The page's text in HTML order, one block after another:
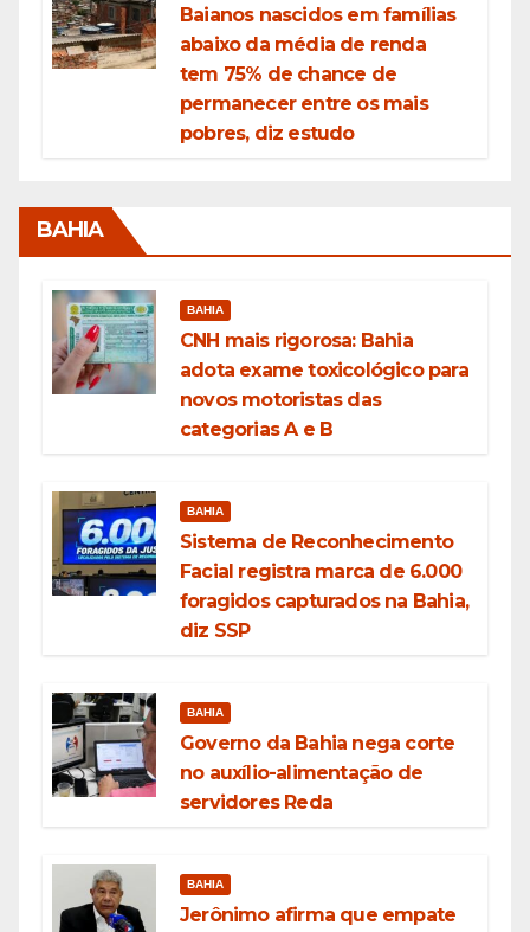
Baianos nascidos em famílias
abaixo da média de renda
tem 75% de chance de
permanecer entre os mais
pobres, diz estudo
BAHIA
BAHIA
CNH mais rigorosa: Bahia
adota exame toxicológico para
novos motoristas das
categorias A e B
BAHIA
Sistema de Reconhecimento
Facial registra marca de 6.000
foragidos capturados na Bahia,
diz SSP
BAHIA
Governo da Bahia nega corte
no auxílio-alimentação de
servidores Reda
BAHIA
Jerônimo afirma que empate